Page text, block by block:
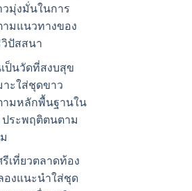
มุ่งมั่นในการ
มแนวทางของ
ปัสสนา
เป็นวัดที่สงบสุข
าะใส่ชุดขาว
มหลักพื้นฐานใน
ประพฤติตนตาม
เที่ยวตลาดท้อง
งแนะนำใส่ชุด